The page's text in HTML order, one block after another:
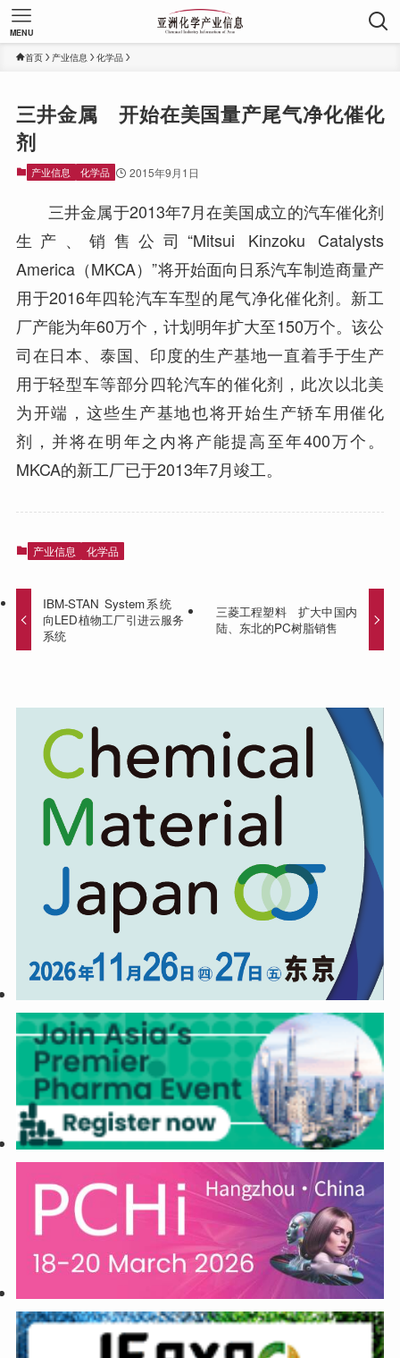
MENU
首页 产业信息 化学品
三井金属 开始在美国量产尾气净化催化
剂
产业信息 化学品 2015年9月1日
三井金属于2013年7月在美国成立的汽车催化剂
生产、销售公司“Mitsui Kinzoku Catalysts
America（MKCA）”将开始面向日系汽车制造商量产
用于2016年四轮汽车车型的尾气净化催化剂。新工
厂产能为年60万个，计划明年扩大至150万个。该公
司在日本、泰国、印度的生产基地一直着手于生产
用于轻型车等部分四轮汽车的催化剂，此次以北美
为开端，这些生产基地也将开始生产轿车用催化
剂，并将在明年之内将产能提高至年400万个。
MKCA的新工厂已于2013年7月竣工。
产业信息 化学品
IBM-STAN System系统
向LED植物工厂引进云服务
系统
三菱工程塑料 扩大中国内
陆、东北的PC树脂销售